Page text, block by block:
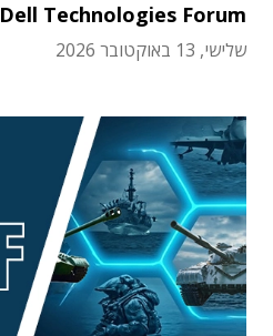
Dell Technologies Forum
שלישי, 13 באוקטובר 2026